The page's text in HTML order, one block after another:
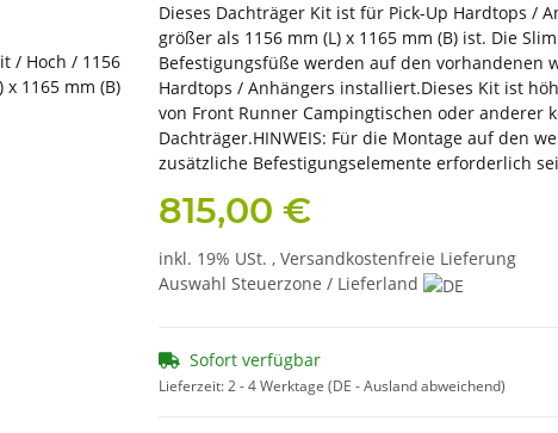
Dieses Dachträger Kit ist für Pick-Up Hardtops /
größer als 1156 mm (L) x 1165 mm (B) ist. Die
Befestigungsfüße werden auf den vorhandenen
Hardtops / Anhängers installiert.Dieses Kit ist
von Front Runner Campingtischen oder anderer
Dachträger.HINWEIS: Für die Montage auf den
zusätzliche Befestigungselemente erforderlich
815,00 €
inkl. 19% USt. , Versandkostenfreie Lieferung
Auswahl Steuerzone / Lieferland
Sofort verfügbar
Lieferzeit:2 - 4 Werktage (DE - Ausland abweichend)